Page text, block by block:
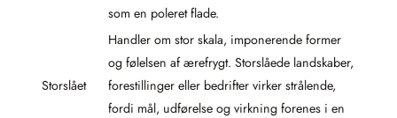
som en poleret flade.
Storslået
Handler om stor skala, imponerende former
og følelsen af ærefrygt. Storslåede landskaber,
forestillinger eller bedrifter virker strålende,
fordi mål, udførelse og virkning forenes i en